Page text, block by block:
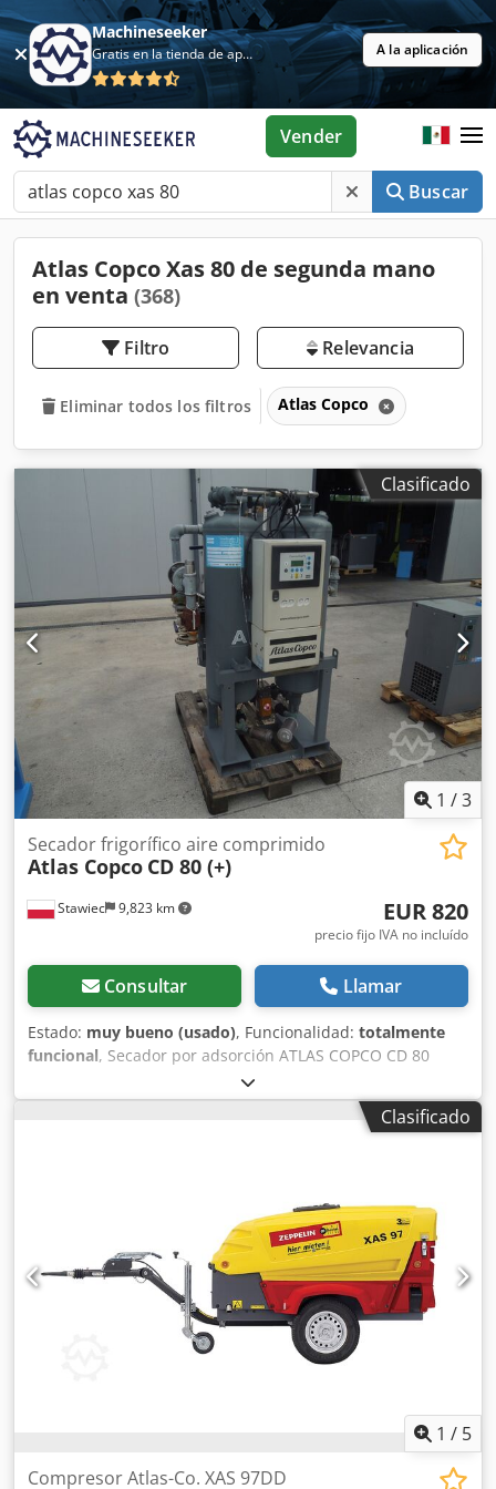
Machineseeker
Gratis en la tienda de aplicaciones A la aplicación
Buscar
Vender
Atlas Copco Xas 80 de segunda mano
en venta (368)
Filtro Relevancia
Eliminar todos los filtros Atlas Copco
Clasificado
1 /3
Stawiec 9,823 km
Secador frigorífico aire comprimido
Atlas Copco CD 80 (+)
EUR 820
precio fijo IVA no incluído
Consultar Llamar
Estado: muy bueno (usado), Funcionalidad: totalmente
funcional, Secador por adsorción ATLAS COPCO CD 80
Datos técnicos: Dodozm Ip Ropfx Abueck caudal: 4800
l/min; secador en perfecto estado de funcionamiento;
precio neto: 3500 PLN precio bruto: 4305 PLN
Clasificado
1 / 5
Compresor Atlas-Co. XAS 97DD